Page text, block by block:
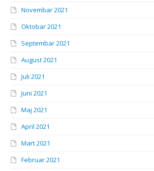
Novembar 2021
Oktobar 2021
Septembar 2021
August 2021
Juli 2021
Juni 2021
Maj 2021
April 2021
Mart 2021
Februar 2021